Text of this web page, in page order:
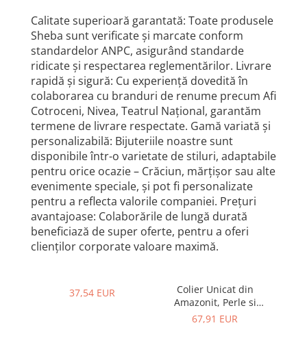
Calitate superioară garantată: Toate produsele
Sheba sunt verificate și marcate conform
standardelor ANPC, asigurând standarde
ridicate și respectarea reglementărilor. Livrare
rapidă și sigură: Cu experiență dovedită în
colaborarea cu branduri de renume precum Afi
Cotroceni, Nivea, Teatrul Național, garantăm
termene de livrare respectate. Gamă variată și
personalizabilă: Bijuteriile noastre sunt
disponibile într-o varietate de stiluri, adaptabile
pentru orice ocazie – Crăciun, mărțișor sau alte
evenimente speciale, și pot fi personalizate
pentru a reflecta valorile companiei. Prețuri
avantajoase: Colaborările de lungă durată
beneficiază de super oferte, pentru a oferi
clienților corporate valoare maximă.
37,54 EUR
Colier Unicat din
Amazonit, Perle si
Argint
67,91 EUR